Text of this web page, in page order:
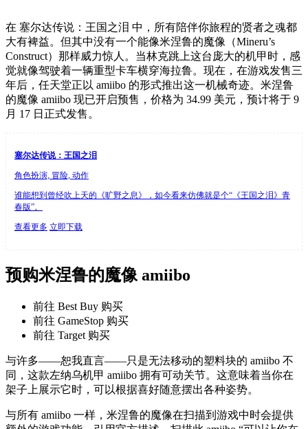
在 塞尔达传说：王国之泪 中，所有陪伴你旅程的贤者之魂都
大有裨益。但其中没有一个能像米涅鲁的魔像（Mineru’s
Construct）那样威力惊人。当林克跳上这台庞大的机甲时，感
觉就像驾驶着一辆重型卡车横穿海拉鲁。现在，在游戏发售三
年后，任天堂正以 amiibo 的形式推出这一机械奇迹。米涅鲁
的魔像 amiibo 现已开启预售，价格为 34.99 美元，预计将于 9
月 17 日正式发售。
塞尔达传说：王国之泪
角色扮演, 冒险, 动作
谁能想到曾经吹上天的《旷野之息》，如今看来仿佛就是个“《王国之泪》青
春版”。
查看更多 立即下载
预购米涅鲁的魔像 amiibo
前往 Best Buy 购买
前往 GameStop 购买
前往 Target 购买
与许多——恕我直言——只是无法移动的塑料块的 amiibo 不
同，这款左纳乌机甲 amiibo 拥有可动关节。这意味着当你在
架子上展示它时，可以根据喜好随意摆出各种姿势。
与所有 amiibo 一样，米涅鲁的魔像在扫描到游戏中时会提供